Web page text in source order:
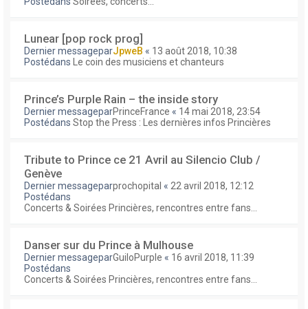
Lunear [pop rock prog]
Dernier messageparJpweB « 13 août 2018, 10:38
Postédans
Le coin des musiciens et chanteurs
Prince’s Purple Rain – the inside story
Dernier messageparPrinceFrance « 14 mai 2018, 23:54
Postédans Stop the Press : Les dernières infos Princières
Tribute to Prince ce 21 Avril au Silencio Club /
Genève
Dernier messageparprochopital « 22 avril 2018, 12:12
Postédans
Concerts & Soirées Princières, rencontres entre fans...
Danser sur du Prince à Mulhouse
Dernier messageparGuiloPurple « 16 avril 2018, 11:39
Postédans
Concerts & Soirées Princières, rencontres entre fans...